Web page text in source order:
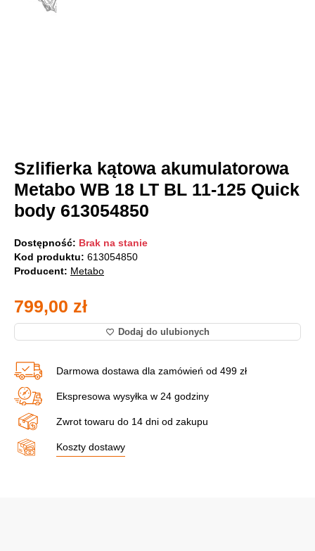
Szlifierka kątowa akumulatorowa
Metabo WB 18 LT BL 11-125 Quick
body 613054850
Dostępność: Brak na stanie
Kod produktu: 613054850
Producent: Metabo
799,00 zł
Dodaj do ulubionych
Darmowa dostawa dla zamówień od 499 zł
Ekspresowa wysyłka w 24 godziny
Zwrot towaru do 14 dni od zakupu
Koszty dostawy